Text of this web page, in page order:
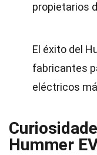
propietarios
El éxito del
fabricantes
eléctricos
Hummer